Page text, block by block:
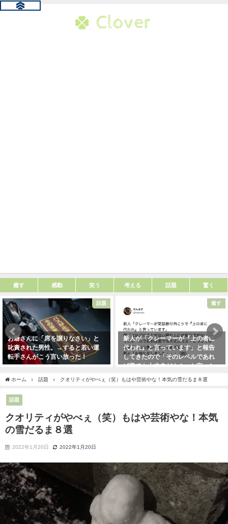
癒す 感動 笑う 考える 話題 驚く
話題
お爺さんに「席を譲りなさい」と
叱責された男性。→すると若い運
転手さんがこう言い放った！
癒す
新人が「クレーマーが『上の者に
代われ』と言っています」と報告
してきたので「そのレベルであれ
ば君でも大丈夫だよ！」と言った
った！（笑）
ホーム 話題 クオリティがやべぇ（笑）もはや芸術やな！本気の雪だるま８選
話題
クオリティがやべぇ（笑）もはや芸術やな！本気
の雪だるま８選
2022年1月20日 2022年1月20日